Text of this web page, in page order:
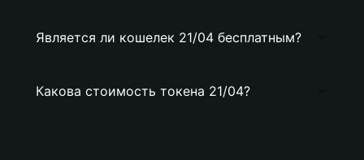
Является ли кошелек 21/04 бесплатным?
Какова стоимость токена 21/04?